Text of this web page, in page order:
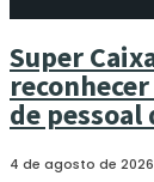
Super
de pessoal
4 de agosto de 2026